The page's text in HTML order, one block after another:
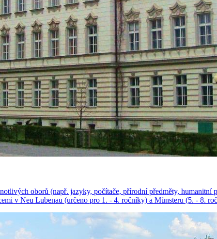
oborů (např. jazyky, počítače, přírodní předměty,
v Neu Lubenau (určeno pro 1. - 4. ročníky) a Münsteru (5. - 8.